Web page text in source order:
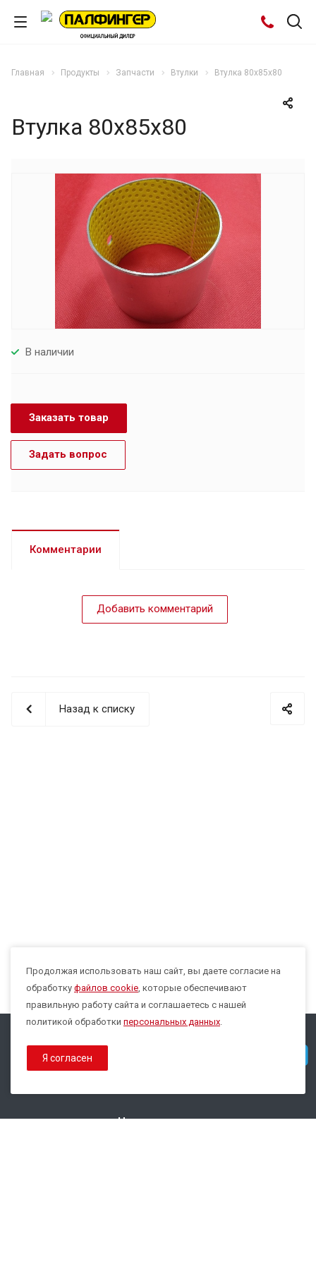
Главная Продукты Запчасти Втулки Втулка 80х85х80
Втулка 80х85х80
В наличии
Заказать товар
Задать вопрос
Комментарии
Добавить комментарий
Назад к списку
Max
Продолжая использовать наш сайт, вы даете согласие на
обработку файлов cookie, которые обеспечивают
правильную работу сайта и соглашаетесь с нашей
политикой обработки персональных данных.
Я согласен
© 2026 Все права защищены.
Наши контакты